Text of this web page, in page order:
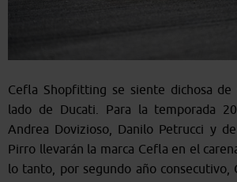
Cefla Shopfitting se siente dichosa de
lado de Ducati. Para la temporada
Andrea Dovizioso, Danilo Petrucci y
Pirro llevarán la marca Cefla en el
lo tanto, por segundo año consecutivo,